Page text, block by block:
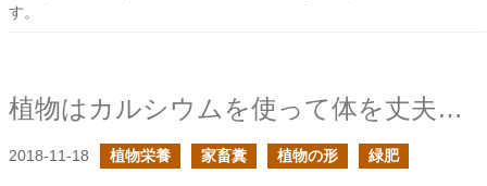
す。
植物はカルシウムを使って体を丈夫にする
2018-11-18 植物栄養 家畜糞 植物の形 緑肥